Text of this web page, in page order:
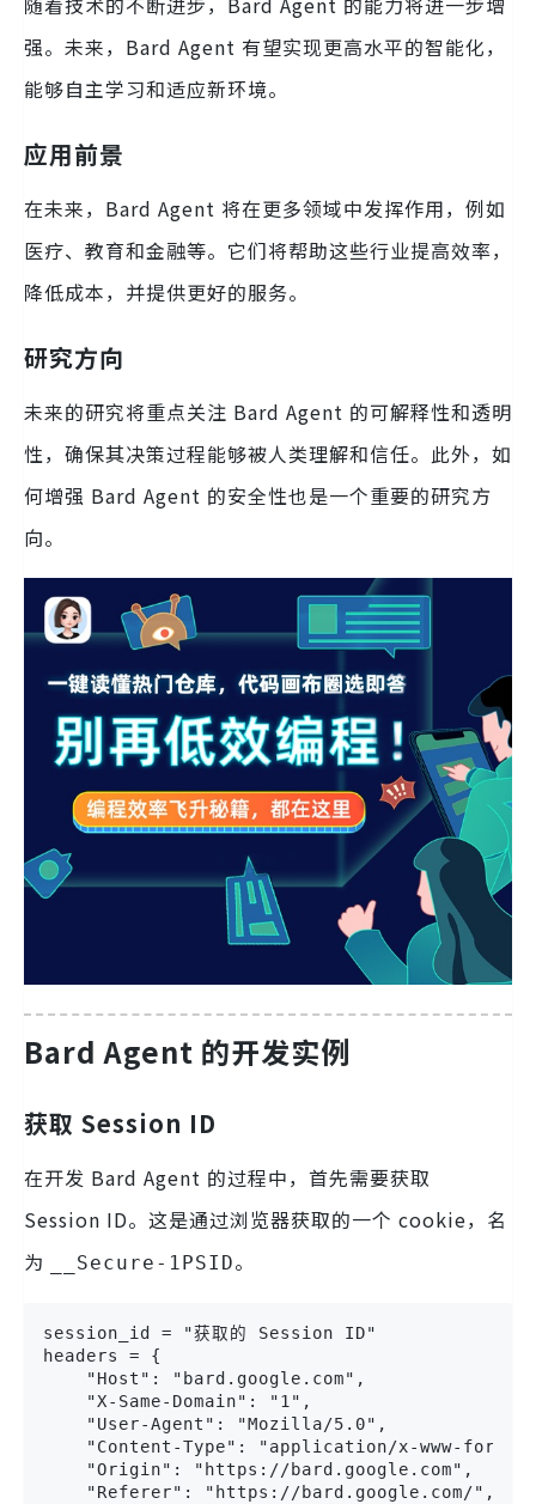
强。未来，Bard Agent 有望实现更高水平的智能化，
能够自主学习和适应新环境。
应用前景
在未来，Bard Agent 将在更多领域中发挥作用，例如
医疗、教育和金融等。它们将帮助这些行业提高效率，
降低成本，并提供更好的服务。
研究方向
未来的研究将重点关注 Bard Agent 的可解释性和透明
性，确保其决策过程能够被人类理解和信任。此外，如
何增强 Bard Agent 的安全性也是一个重要的研究方
向。
Bard Agent 的开发实例
获取 Session ID
在开发 Bard Agent 的过程中，首先需要获取
Session ID。这是通过浏览器获取的一个 cookie，名
为
__Secure-1PSID。
session_id = "获取的 Session ID"
headers = {
    "Host": "bard.google.com",
    "X-Same-Domain": "1",
    "User-Agent": "Mozilla/5.0",
"Content-Type": "application/x-www-form-
    "Origin": "https://bard.google.com",
    "Referer": "https://bard.google.com/",